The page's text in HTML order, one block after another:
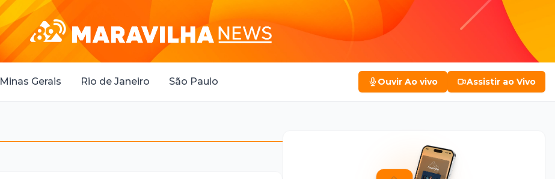
Minas Gerais Rio de Janeiro São Paulo Ouvir Ao vivo Assistir ao Vivo